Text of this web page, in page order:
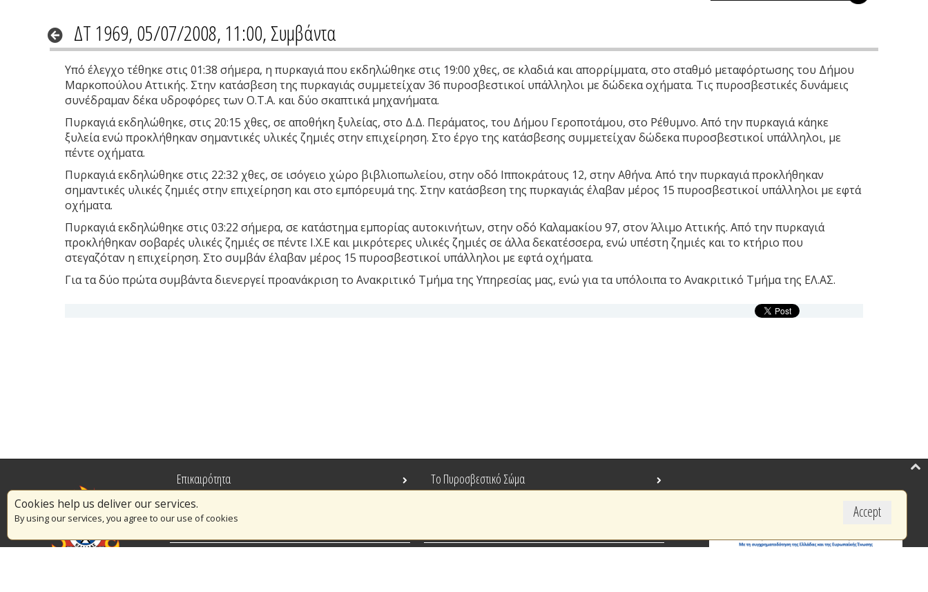
ΔΤ 1969, 05/07/2008, 11:00, Συμβάντα
Υπό έλεγχο τέθηκε στις 01:38 σήμερα, η πυρκαγιά που εκδηλώθηκε στις 19:00 χθες, σε κλαδιά και απορρίμματα, στο σταθμό μεταφόρτωσης του Δήμου
Μαρκοπούλου Αττικής. Στην κατάσβεση της πυρκαγιάς συμμετείχαν 36 πυροσβεστικοί υπάλληλοι με δώδεκα οχήματα. Τις πυροσβεστικές δυνάμεις
συνέδραμαν δέκα υδροφόρες των Ο.Τ.Α. και δύο σκαπτικά μηχανήματα.
Πυρκαγιά εκδηλώθηκε, στις 20:15 χθες, σε αποθήκη ξυλείας, στο Δ.Δ. Περάματος, του Δήμου Γεροποτάμου, στο Ρέθυμνο. Από την πυρκαγιά κάηκε
ξυλεία ενώ προκλήθηκαν σημαντικές υλικές ζημιές στην επιχείρηση. Στο έργο της κατάσβεσης συμμετείχαν δώδεκα πυροσβεστικοί υπάλληλοι, με
πέντε οχήματα.
Πυρκαγιά εκδηλώθηκε στις 22:32 χθες, σε ισόγειο χώρο βιβλιοπωλείου, στην οδό Ιπποκράτους 12, στην Αθήνα. Από την πυρκαγιά προκλήθηκαν
σημαντικές υλικές ζημιές στην επιχείρηση και στο εμπόρευμά της. Στην κατάσβεση της πυρκαγιάς έλαβαν μέρος 15 πυροσβεστικοί υπάλληλοι με εφτά
οχήματα.
Πυρκαγιά εκδηλώθηκε στις 03:22 σήμερα, σε κατάστημα εμπορίας αυτοκινήτων, στην οδό Καλαμακίου 97, στον Άλιμο Αττικής. Από την πυρκαγιά
προκλήθηκαν σοβαρές υλικές ζημιές σε πέντε Ι.Χ.Ε και μικρότερες υλικές ζημιές σε άλλα δεκατέσσερα, ενώ υπέστη ζημιές και το κτήριο που
στεγαζόταν η επιχείρηση. Στο συμβάν έλαβαν μέρος 15 πυροσβεστικοί υπάλληλοι με εφτά οχήματα.
Για τα δύο πρώτα συμβάντα διενεργεί προανάκριση το Ανακριτικό Τμήμα της Υπηρεσίας μας, ενώ για τα υπόλοιπα το Ανακριτικό Τμήμα της ΕΛ.ΑΣ.
Accept
Cookies help us deliver our services.
By using our services, you agree to our use of cookies
Επικαιρότητα
Το Πυροσβεστικό Σώμα
Πυρασφάλεια